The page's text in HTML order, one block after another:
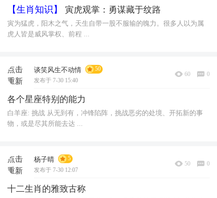
【生肖知识】 寅虎观掌：勇谋藏于纹路
寅为猛虎，阳木之气，天生自带一股不服输的魄力。很多人以为属
虎人皆是威风掌权、前程 ...
点击
重新
60 0
谈笑风生不动情
50
发布于 7-30 15:40
各个星座特别的能力
白羊座: 挑战 从无到有，冲锋陷阵，挑战恶劣的处境、开拓新的事
物，或是尽其所能去达 ...
点击
重新
50 0
杨子晴
5
发布于 7-30 12:07
十二生肖的雅致古称